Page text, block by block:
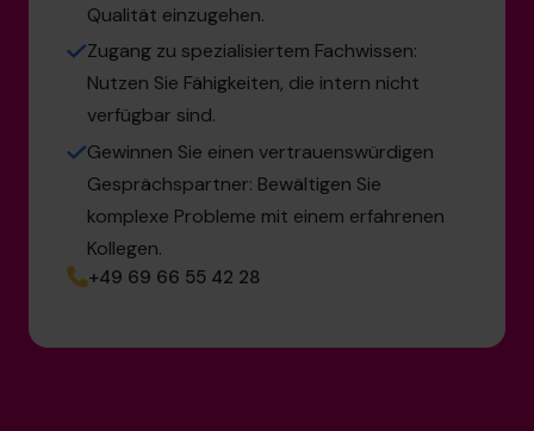
Qualität einzugehen.
Zugang zu spezialisiertem Fachwissen:
Nutzen Sie Fähigkeiten, die intern nicht
verfügbar sind.
Gewinnen Sie einen vertrauenswürdigen
Gesprächspartner: Bewältigen Sie
komplexe Probleme mit einem erfahrenen
Kollegen.
+49 69 66 55 42 28